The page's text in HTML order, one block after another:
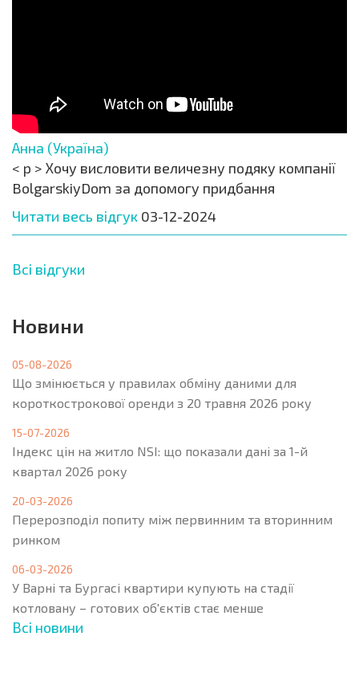
Анна (Україна)
< p > Хочу висловити величезну подяку компанії
BolgarskiyDom за допомогу придбання
Читати весь відгук 03-12-2024
Всі відгуки
Новини
05-08-2026
Що змінюється у правилах обміну даними для
короткострокової оренди з 20 травня 2026 року
15-07-2026
Індекс цін на житло NSI: що показали дані за 1-й
квартал 2026 року
20-03-2026
Перерозподіл попиту між первинним та вторинним
ринком
06-03-2026
У Варні та Бургасі квартири купують на стадії
котловану – готових об'єктів стає менше
Всі новини